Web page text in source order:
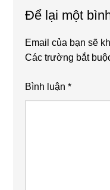
Interactions
Để lại một
Email của bạn sẽ
Các trường bắt
Bình luận*